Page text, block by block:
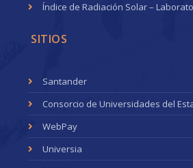
Índice de Radiación Solar –
SITIOS
Santander
Consorcio de Universidades del
WebPay
Universia